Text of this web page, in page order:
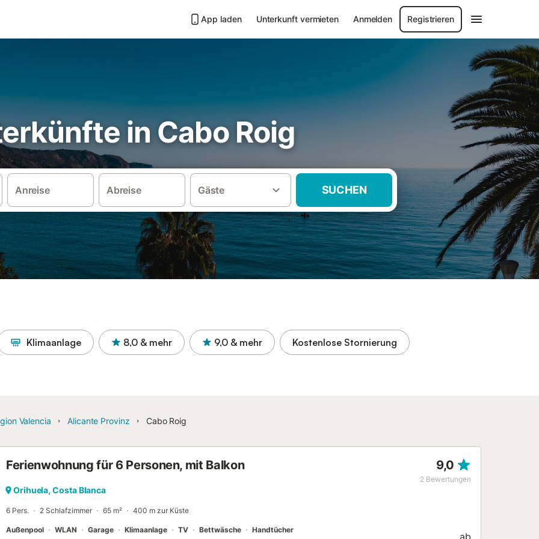
App laden Unterkunft vermieten Anmelden Registrieren
in Cabo Roig
Anreise Abreise Gäste SUCHEN
Klimaanlage 8,0 & mehr 9,0 & mehr Kostenlose Stornierung
Valencia Alicante Provinz Cabo Roig
Ferienwohnung für 6 Personen, mit Balkon 9,0
2 Bewertungen
Orihuela, Costa Blanca
6 Pers. 2 Schlafzimmer 65 m² 400 m zur Küste
Außenpool WLAN Garage Klimaanlage TV Bettwäsche Handtücher
ab